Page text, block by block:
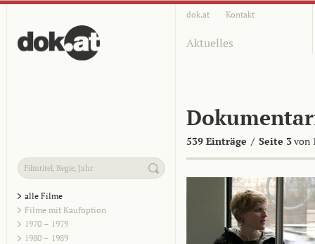
dok.at Kontakt
Aktuelles
539 Einträge / Seite 3von
alle Filme
Filme mit Kaufoption
1970 – 1979
1980 – 1989